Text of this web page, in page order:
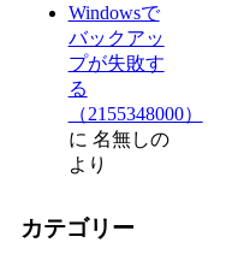
Windowsで
バックアッ
プが失敗す
る
（2155348000）
に 名無しの
より
カテゴリー